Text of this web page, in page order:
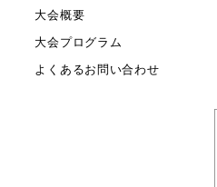
大会概要
大会プログラム
よくあるお問い合わせ